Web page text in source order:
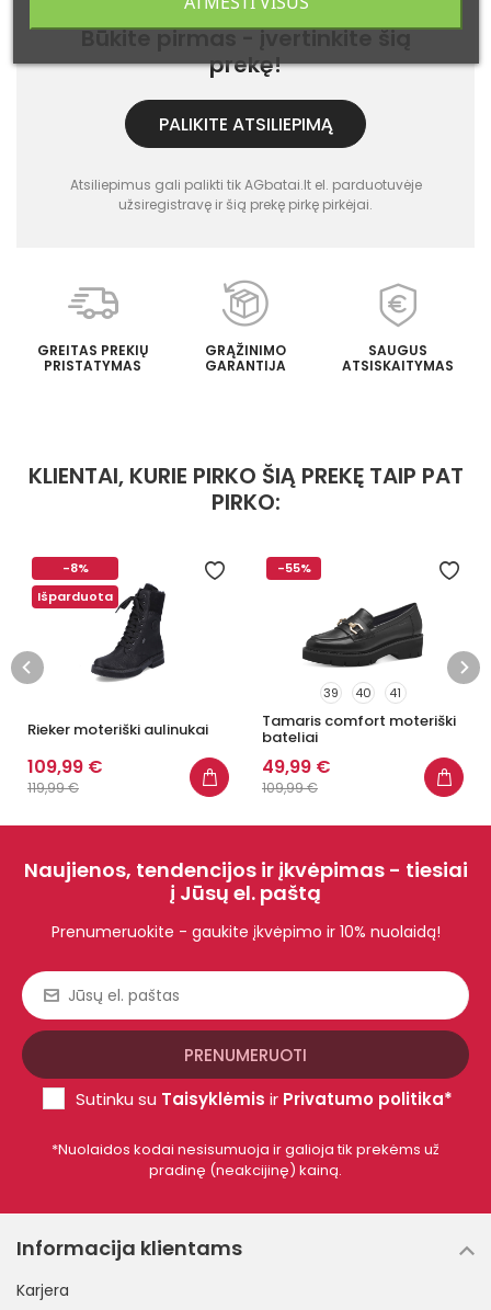
Ši prekė dar neturi atsiliepimų.
Būkite pirmas - įvertinkite šią
prekę!
PALIKITE ATSILIEPIMĄ
Atsiliepimus gali palikti tik AGbatai.lt el. parduotuvėje
užsiregistravę ir šią prekę pirkę pirkėjai.
GREITAS PREKIŲ
PRISTATYMAS
GRĄŽINIMO
GARANTIJA
SAUGUS
ATSISKAITYMAS
KLIENTAI, KURIE PIRKO ŠIĄ PREKĘ TAIP PAT
PIRKO:
-8%
Išparduota
Rieker moteriški aulinukai
109,99 €
119,99 €
-55%
39 40 41
Tamaris comfort moteriški
bateliai
49,99 €
109,99 €
Naujienos, tendencijos ir įkvėpimas - tiesiai
į Jūsų el. paštą
Prenumeruokite - gaukite įkvėpimo ir 10% nuolaidą!
Sutinku su Taisyklėmis ir Privatumo politika*
*Nuolaidos kodai nesisumuoja ir galioja tik prekėms už
pradinę (neakcijinę) kainą.
Informacija klientams
Karjera